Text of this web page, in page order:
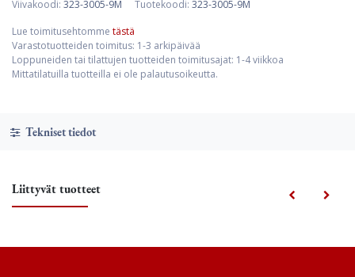
Viivakoodi: 323-3005-9M Tuotekoodi: 323-3005-9M
Lue toimitusehtomme tästä
Varastotuotteiden toimitus: 1-3 arkipäivää
Loppuneiden tai tilattujen tuotteiden toimitusajat: 1-4 viikkoa
Mittatilatuilla tuotteilla ei ole palautusoikeutta.
Tekniset tiedot
Liittyvät tuotteet